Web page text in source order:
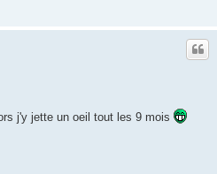
j'y jette un oeil tout les 9 mois